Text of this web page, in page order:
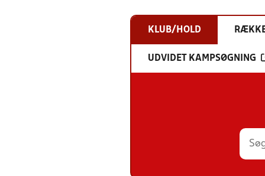
KLUB/HOLD
UDVIDET KAMPSØGNING